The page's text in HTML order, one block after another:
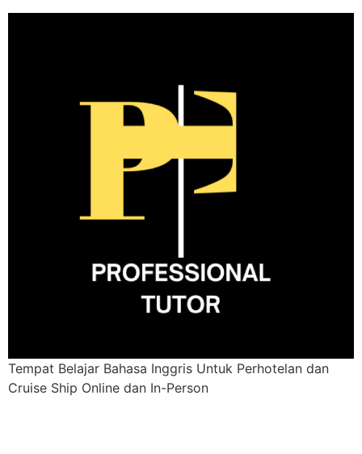
Tempat Belajar Bahasa Inggris Untuk Perhotelan dan
Cruise Ship Online dan In-Person